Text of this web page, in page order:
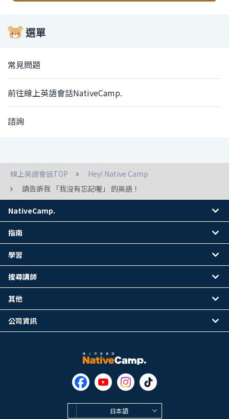
選單
常見問題
前往線上英語會話NativeCamp.
諮詢
線上英語會話TOP
Hey! Native Camp
請告訴我 「我沒有忘記喔」 的英語！
日本語
NativeCamp.
指南
學習
搜尋講師
其他
公司資訊